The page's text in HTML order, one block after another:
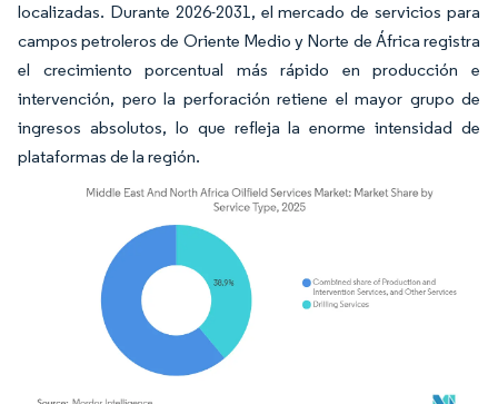
localizadas. Durante 2026-2031, el mercado de servicios para
campos petroleros de Oriente Medio y Norte de África registra
el crecimiento porcentual más rápido en producción e
intervención, pero la perforación retiene el mayor grupo de
ingresos absolutos, lo que refleja la enorme intensidad de
plataformas de la región.